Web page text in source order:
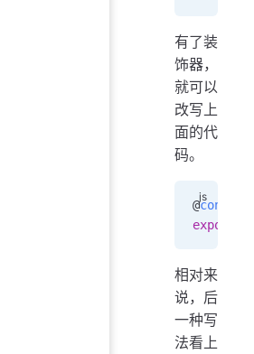
有了装
饰器，
就可以
改写上
面的代
码。
@connect
export
相对来
说，后
一种写
法看上